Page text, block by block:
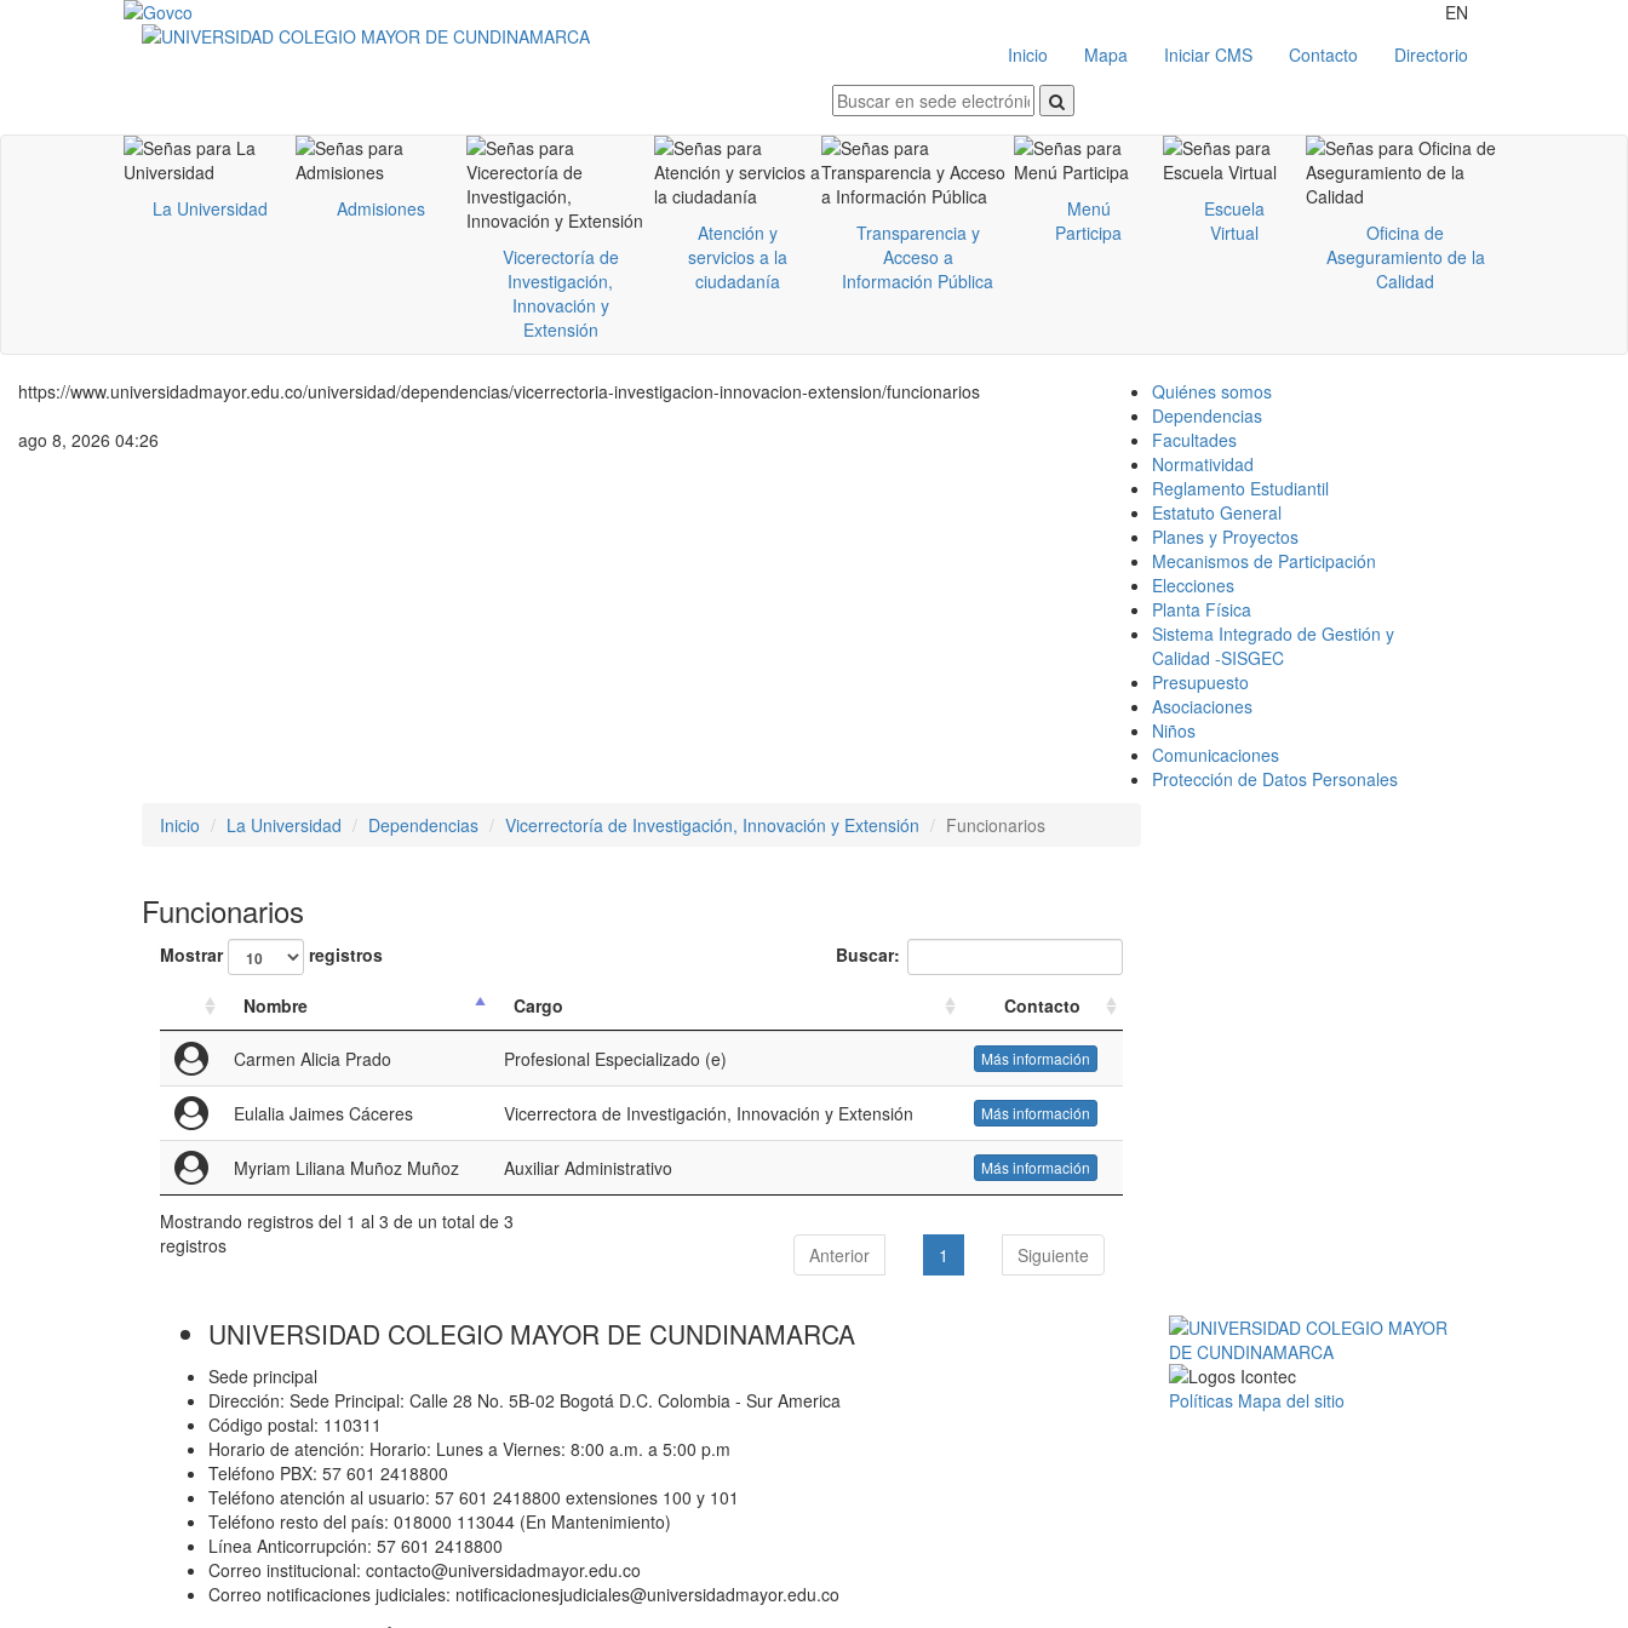
EN
Inicio
Mapa Iniciar CMS Contacto Directorio
La Universidad
Admisiones
Vicerectoría de
Investigación,
Innovación y
Extensión
Atención y
servicios a la
ciudadanía
Transparencia y
Acceso a
Información Pública
Menú
Participa
Escuela
Virtual
Oficina de
Aseguramiento de la
Calidad
https://www.universidadmayor.edu.co/universidad/dependencias/vicerrectoria-investigacion-innovacion-extension/funcionarios
ago 8, 2026 04:26
Quiénes somos
Dependencias
Facultades
Normatividad
Reglamento Estudiantil
Estatuto General
Planes y Proyectos
Mecanismos de Participación
Elecciones
Planta Física
Sistema Integrado de Gestión y
Calidad -SISGEC
Presupuesto
Asociaciones
Niños
Comunicaciones
Protección de Datos Personales
Inicio
La Universidad Dependencias Vicerrectoría de Investigación, Innovación y Extensión Funcionarios
Funcionarios
Mostrar registros Buscar:
Nombre Cargo Contacto
Carmen Alicia Prado Profesional Especializado (e) Más información
Eulalia Jaimes Cáceres Vicerrectora de Investigación, Innovación y Extensión Más información
Myriam Liliana Muñoz Muñoz Auxiliar Administrativo Más información
Mostrando registros del 1 al 3 de un total de 3
registros
Anterior 1 Siguiente
UNIVERSIDAD COLEGIO MAYOR DE CUNDINAMARCA
Sede principal
Dirección: Sede Principal: Calle 28 No. 5B-02 Bogotá D.C. Colombia - Sur America
Código postal: 110311
Horario de atención: Horario: Lunes a Viernes: 8:00 a.m. a 5:00 p.m
Teléfono PBX: 57 601 2418800
Teléfono atención al usuario: 57 601 2418800 extensiones 100 y 101
Teléfono resto del país: 018000 113044 (En Mantenimiento)
Línea Anticorrupción: 57 601 2418800
Correo institucional: contacto@universidadmayor.edu.co
Correo notificaciones judiciales: notificacionesjudiciales@universidadmayor.edu.co
Políticas Mapa del sitio